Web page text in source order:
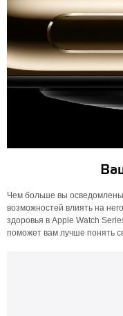
Чем больше вы
возможностей влиять на
здоровья в Apple Watch
поможет вам лучше понять